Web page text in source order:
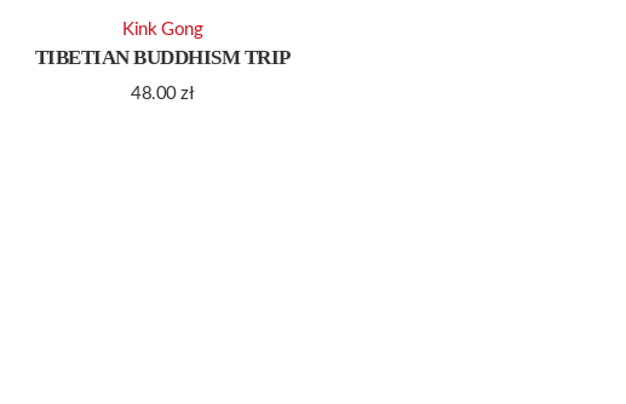
TIBETIAN BUDDHISM TRIP
48.00zł
Kink Gong